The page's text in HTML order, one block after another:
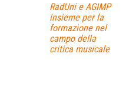
RadUni e AGIMP
insieme per la
formazione nel
campo della
critica musicale